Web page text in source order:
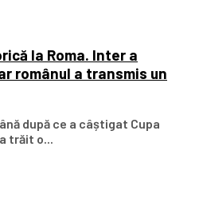
la Roma. Inter a
românul a transmis un
după ce a câștigat Cupa
trăit o...